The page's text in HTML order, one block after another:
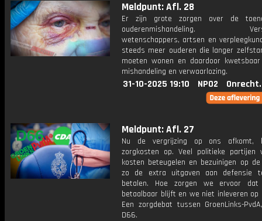
Meldpunt: Afl. 28
Er zijn grote zorgen over de
ouderenmishandeling.
wetenschappers, artsen en
steeds meer ouderen die langer
moeten wonen en daardoor
mishandeling en verwaarlozing.
31-10-2025 19:10 NPO2
Meldpunt: Afl. 27
Nu de vergrijzing op ons afkomt,
zorgkosten op. Veel politieke partijen
kosten beteugelen en bezuinigen op
zo de extra uitgaven aan defensie
betalen. Hoe zorgen we ervoor
betaalbaar blijft en we niet inleveren op
Een zorgdebat tussen GroenLinks-
D66.